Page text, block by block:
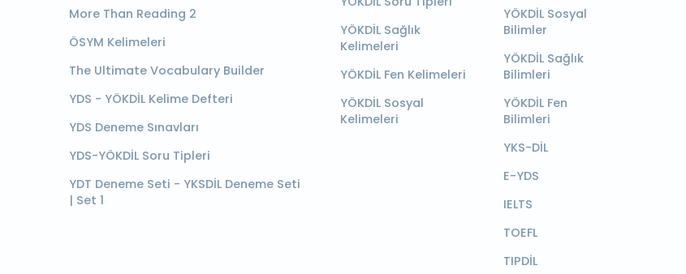
More Than Reading 2
ÖSYM Kelimeleri
The Ultimate Vocabulary Builder
YDS - YÖKDİL Kelime Defteri
YDS Deneme Sınavları
YDS-YÖKDİL Soru Tipleri
YDT Deneme Seti - YKSDİL Deneme Seti
| Set 1
YÖKDİL Sağlık
Kelimeleri
YÖKDİL Fen Kelimeleri
YÖKDİL Sosyal
Kelimeleri
YÖKDİL Sosyal
Bilimler
YÖKDİL Sağlık
Bilimleri
YÖKDİL Fen
Bilimleri
YKS-DİL
E-YDS
IELTS
TOEFL
TIPDİL